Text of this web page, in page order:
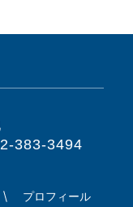
383-3494
プロフィール